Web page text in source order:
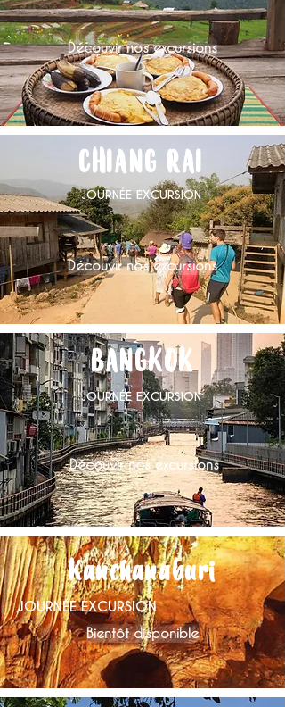
Découvir nos excursions
CHIANG RAI
JOURNÉE EXCURSION
Découvir nos excursions
BANGKOK
JOURNÉE EXCURSION
Découvir nos excursions
Kanchanaburi
JOURNÉE EXCURSION
Bientôt disponible